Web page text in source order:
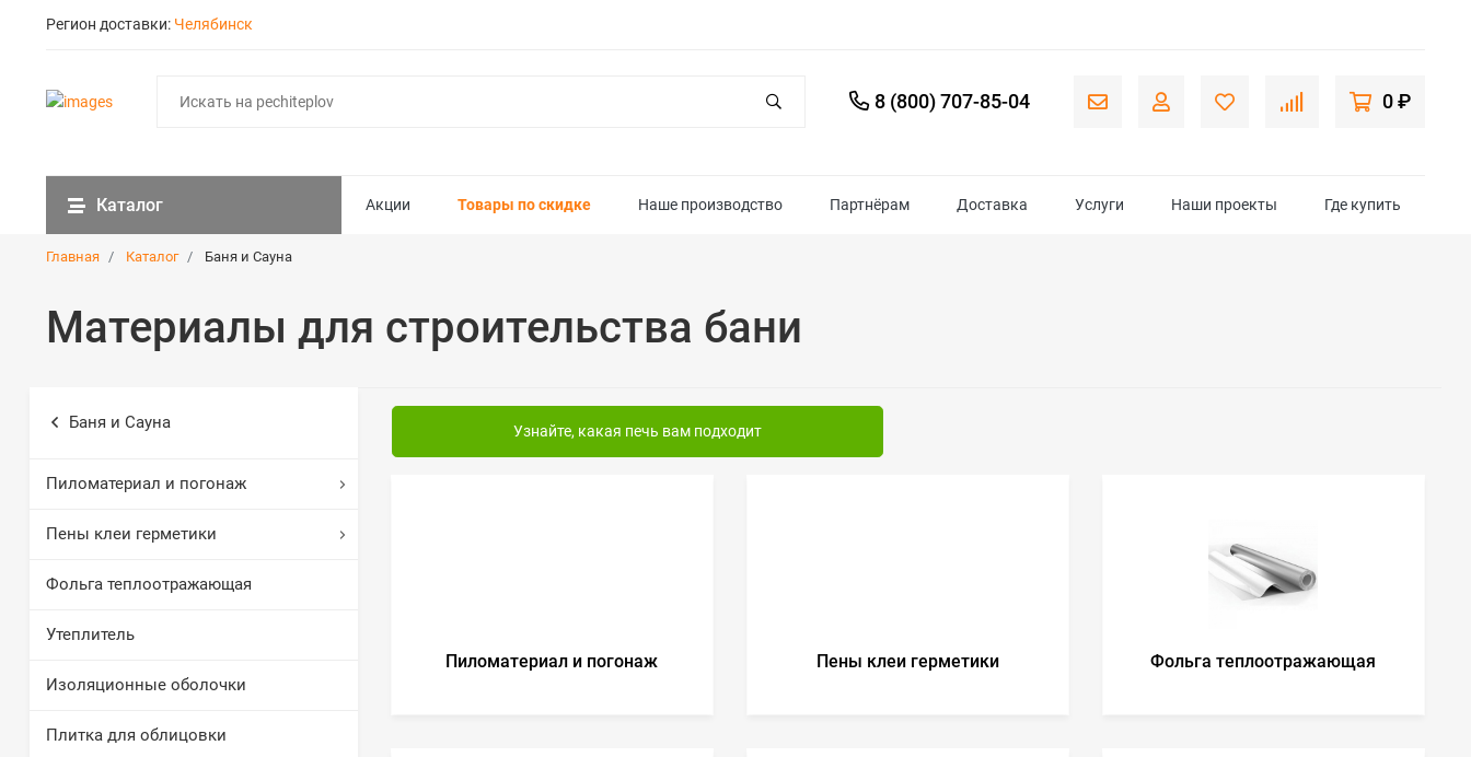
Регион доставки: Челябинск
8 (800) 707-85-04 0 ₽
Каталог Акции Товары по скидке Наше производство Партнёрам Доставка Услуги Наши проекты Где купить
Главная Каталог Баня и Сауна
Материалы для строительства бани
Баня и Сауна
Пиломатериал и погонаж
Пены клеи герметики
Фольга теплоотражающая
Утеплитель
Изоляционные оболочки
Плитка для облицовки
Узнайте, какая печь вам подходит
Пиломатериал и погонаж Пены клеи герметики Фольга теплоотражающая